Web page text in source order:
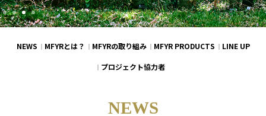
NEWS MFYRとは？ MFYRの取り組み MFYR PRODUCTS LINE UP
プロジェクト協力者
NEWS